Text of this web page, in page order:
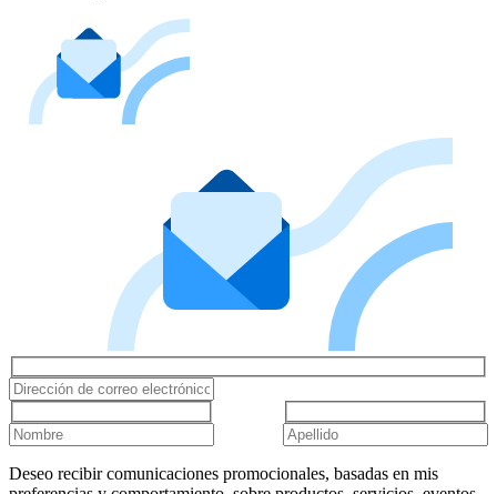
Deseo recibir comunicaciones promocionales, basadas en mis